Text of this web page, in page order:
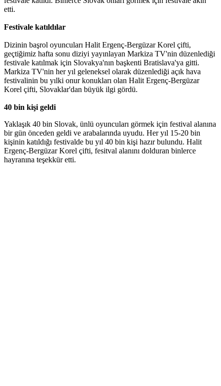
etti.
Festivale katıldılar
Dizinin başrol oyuncuları Halit Ergenç-Bergüzar Korel çifti,
geçtiğimiz hafta sonu diziyi yayınlayan Markiza TV'nin düzenlediği
festivale katılmak için Slovakya'nın başkenti Bratislava'ya gitti.
Markiza TV'nin her yıl geleneksel olarak düzenlediği açık hava
festivalinin bu yılki onur konukları olan Halit Ergenç-Bergüzar
Korel çifti, Slovaklar'dan büyük ilgi gördü.
40 bin kişi geldi
Yaklaşık 40 bin Slovak, ünlü oyuncuları görmek için festival alanına
bir gün önceden geldi ve arabalarında uyudu. Her yıl 15-20 bin
kişinin katıldığı festivalde bu yıl 40 bin kişi hazır bulundu. Halit
Ergenç-Bergüzar Korel çifti, fesitval alanını dolduran binlerce
hayranına teşekkür etti.